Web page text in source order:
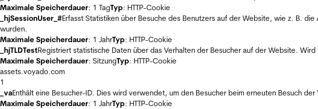
Maximale Speicherdauer: 1 TagTyp: HTTP-Cookie
_hjSessionUser_#Erfasst Statistiken über Besuche des Benutzers auf der Website, wie z. B.
wurden.
Maximale Speicherdauer: 1 JahrTyp: HTTP-Cookie
_hjTLDTestRegistriert statistische Daten über das Verhalten der Besucher auf der Website.
Maximale Speicherdauer: SitzungTyp: HTTP-Cookie
assets.voyado.com
1
_vaEnthält eine Besucher-ID. Dies wird verwendet, um den Besucher beim erneuten Besuch
Maximale Speicherdauer: 1 JahrTyp: HTTP-Cookie